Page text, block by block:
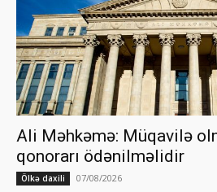
Ali Məhkəmə: Müqavilə
qonorarı ödənilməlidir
Ölkə daxili 07/08/2026